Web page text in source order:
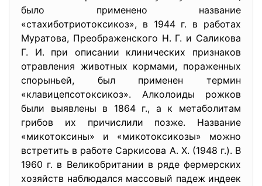
было применено название
«стахиботриотоксикоз», в 1944 г. в работах
Муратова, Преображенского Н. Г. и Саликова
Г. И. при описании клинических признаков
отравления животных кормами, пораженных
спорыньей, был применен термин
«клавицепсотоксикоз». Алколоиды рожков
были выявлены в 1864 г., а к метаболитам
грибов их причислили позже. Название
«микотоксины» и «микотоксикозы» можно
встретить в работе Саркисова А. Х. (1948 г.). В
1960 г. в Великобритании в ряде фермерских
хозяйств наблюдался массовый падеж индеек